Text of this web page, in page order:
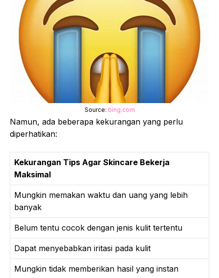
Source: bing.com
Namun, ada beberapa kekurangan yang perlu
diperhatikan:
Kekurangan Tips Agar Skincare Bekerja
Maksimal
Mungkin memakan waktu dan uang yang lebih
banyak
Belum tentu cocok dengan jenis kulit tertentu
Dapat menyebabkan iritasi pada kulit
Mungkin tidak memberikan hasil yang instan